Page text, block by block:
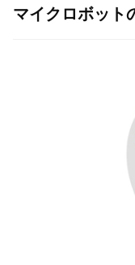
マイクロボット